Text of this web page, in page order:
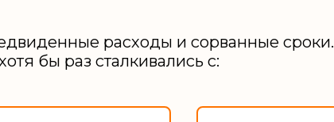
расходы и сорванные сроки.
бы раз сталкивались с: